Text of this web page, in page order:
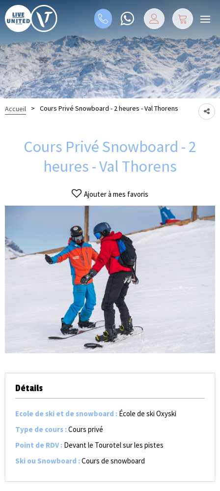
Accueil > Cours Privé Snowboard - 2 heures - Val Thorens
Cours Privé Snowboard - 2
heures - Val Thorens
Ajouter à mes favoris
Détails
Ecole de ski et de snowboard : École de ski Oxyski
Type de cours :Cours privé
Point de RDV: Devant le Tourotel sur les pistes
Ski ou Snowboard :Cours de snowboard